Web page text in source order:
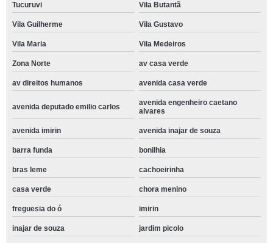
Tucuruvi Vila Butantã
Vila Guilherme Vila Gustavo
Vila Maria Vila Medeiros
Zona Norte av casa verde
av direitos humanos avenida casa verde
avenida deputado emilio carlos
avenida engenheiro caetano
alvares
avenida imirin avenida inajar de souza
barra funda bonilhia
bras leme cachoeirinha
casa verde chora menino
freguesia do ó imirin
inajar de souza jardim picolo